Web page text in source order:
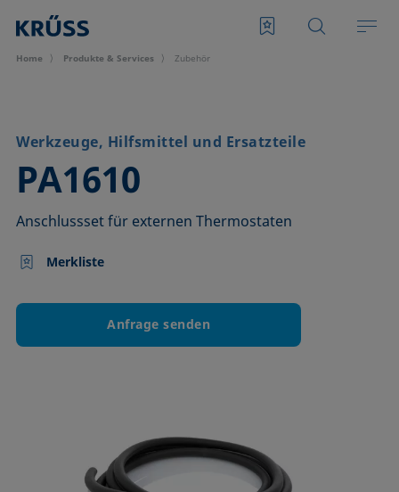
Home Produkte & Services Zubehör
Werkzeuge, Hilfsmittel und Ersatzteile
PA1610
–
Anschlussset für externen Thermostaten
Merkliste
Anfrage senden